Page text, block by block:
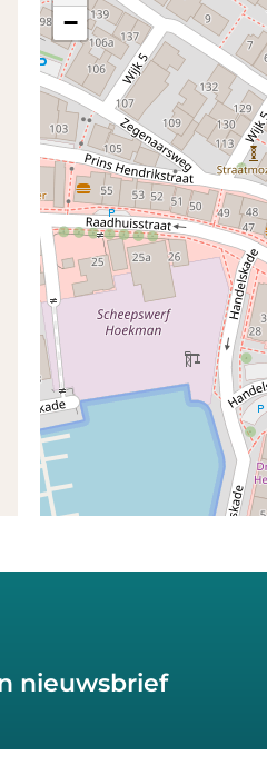
−
nieuwsbrief